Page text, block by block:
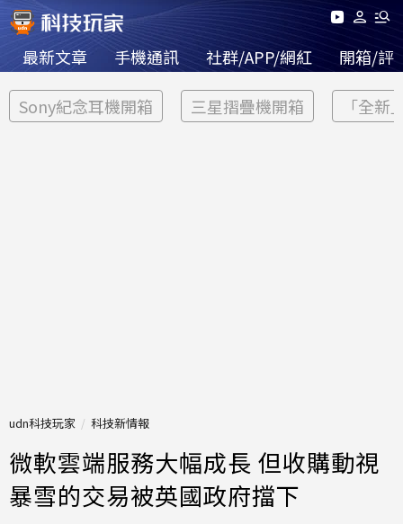
最新文章 手機通訊 社群/APP/網紅 開箱/評
Sony紀念耳機開箱 三星摺疊機開箱 「全新
udn科技玩家 科技新情報
微軟雲端服務大幅成長 但收購動視
暴雪的交易被英國政府擋下